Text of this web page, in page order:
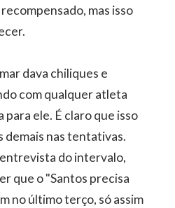
mas isso
dava chiliques e
com qualquer atleta
para ele. É claro que isso
demais nas tentativas.
do intervalo,
que o "Santos precisa
no último terço, só assim